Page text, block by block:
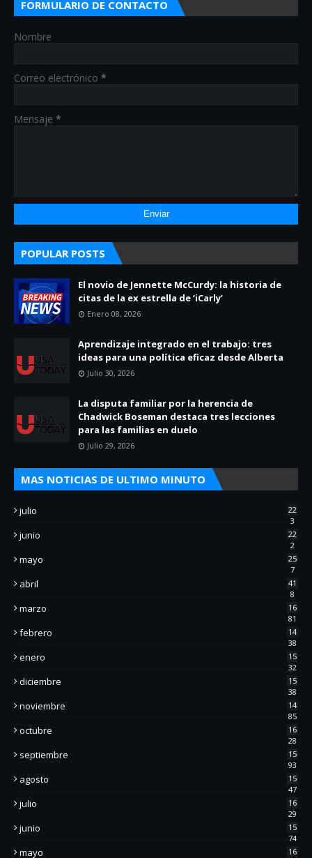
FORMULARIO DE CONTACTO
Nombre
Correo electrónico *
Mensaje *
POPULAR POSTS
El novio de Jennette McCurdy: la historia de
citas de la ex estrella de ‘iCarly’
Enero 08, 2026
Aprendizaje integrado en el trabajo: tres
ideas para una política eficaz desde Alberta
Julio 30, 2026
La disputa familiar por la herencia de
Chadwick Boseman destaca tres lecciones
para las familias en duelo
Julio 29, 2026
MAS NOTICIAS DE ULTIMO MINUTO
julio
22
3
junio
22
2
mayo
25
7
abril
41
8
marzo
16
81
febrero
14
38
enero
15
32
diciembre
15
38
noviembre
14
85
octubre
16
28
septiembre
15
93
agosto
15
47
julio
16
29
junio
15
74
mayo
16